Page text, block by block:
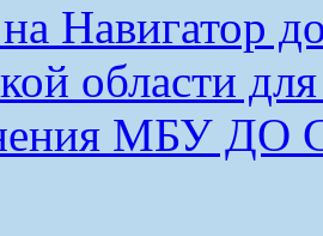
Навигатор
области
МБУ ДО